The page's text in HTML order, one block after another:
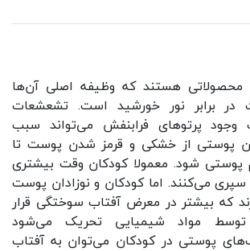
محصولاتی هستند که وظیفه اصلی آن‌ها
برابر نور خورشید است. تشعشعات
پرتوهای فرابنفش می‌تواند سبب
پوستی از خشکی و قرمز شدن پوست تا
شود. معمولا کودکان وقت بیشتری
سپری می‌کنند. اما کودکان و نوزادان پوست
که بیشتر در معرض آفتاب سوختگی قرار
توسط مواد شیمیایی تحریک می‌شود
پوستی در کودکان می‌توان به آفتاب